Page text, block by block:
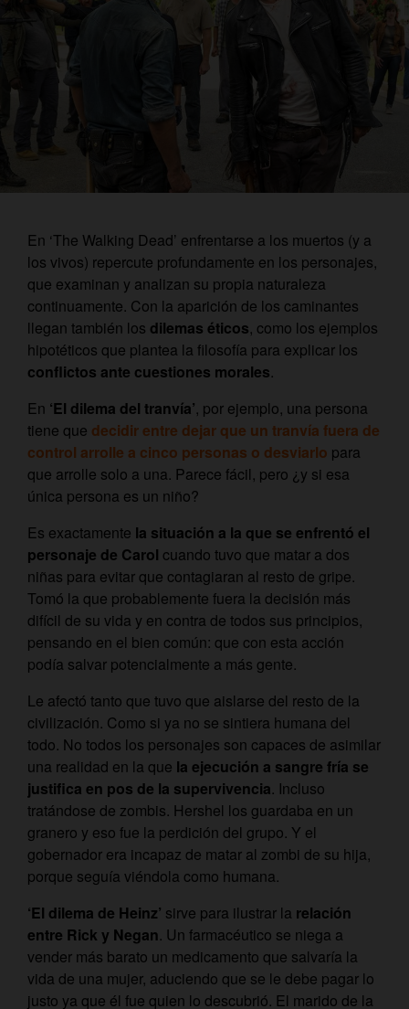
En ‘The Walking Dead’ enfrentarse a los muertos (y a
los vivos) repercute profundamente en los personajes,
que examinan y analizan su propia naturaleza
continuamente. Con la aparición de los caminantes
llegan también los dilemas éticos, como los ejemplos
hipotéticos que plantea la filosofía para explicar los
conflictos ante cuestiones morales.
En ‘El dilema del tranvía’, por ejemplo, una persona
tiene que decidir entre dejar que un tranvía fuera de
control arrolle a cinco personas o desviarlo para
que arrolle solo a una. Parece fácil, pero ¿y si esa
única persona es un niño?
Es exactamente la situación a la que se enfrentó el
personaje de Carol cuando tuvo que matar a dos
niñas para evitar que contagiaran al resto de gripe.
Tomó la que probablemente fuera la decisión más
difícil de su vida y en contra de todos sus principios,
pensando en el bien común: que con esta acción
podía salvar potencialmente a más gente.
Le afectó tanto que tuvo que aislarse del resto de la
civilización. Como si ya no se sintiera humana del
todo. No todos los personajes son capaces de asimilar
una realidad en la que la ejecución a sangre fría se
justifica en pos de la supervivencia. Incluso
tratándose de zombis. Hershel los guardaba en un
granero y eso fue la perdición del grupo. Y el
gobernador era incapaz de matar al zombi de su hija,
porque seguía viéndola como humana.
‘El dilema de Heinz’ sirve para ilustrar la relación
entre Rick y Negan. Un farmacéutico se niega a
vender más barato un medicamento que salvaría la
vida de una mujer, aduciendo que se le debe pagar lo
justo ya que él fue quien lo descubrió. El marido de la